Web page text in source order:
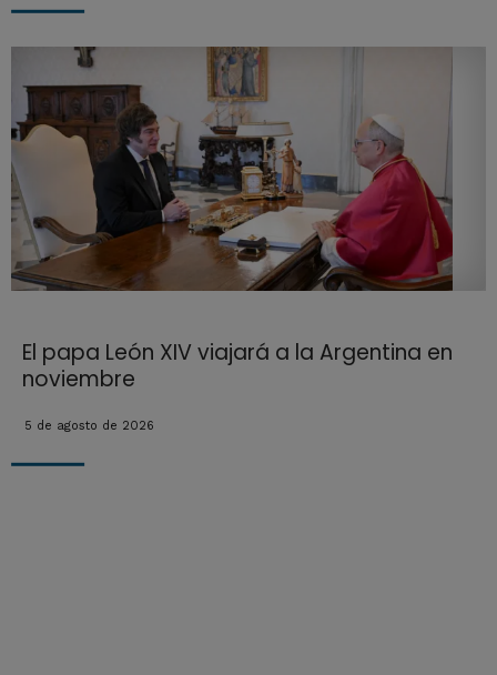
El papa León XIV viajará a la Argentina en
noviembre
5 de agosto de 2026